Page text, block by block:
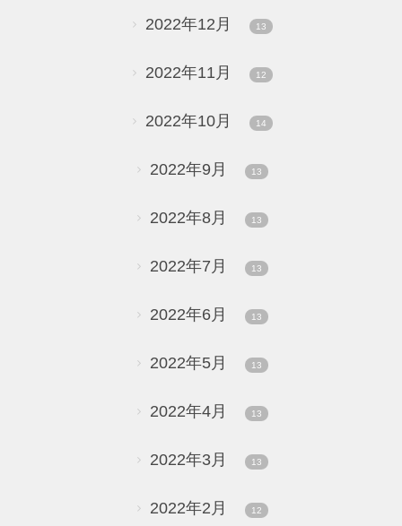
2022年12月 13
2022年11月 12
2022年10月 14
2022年9月 13
2022年8月 13
2022年7月 13
2022年6月 13
2022年5月 13
2022年4月 13
2022年3月 13
2022年2月 12